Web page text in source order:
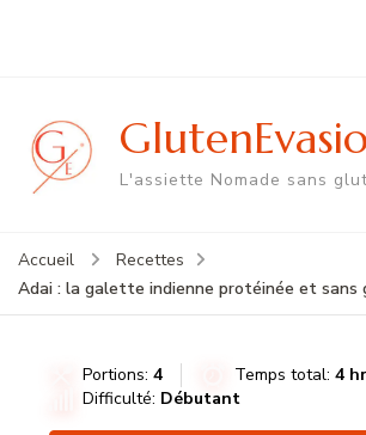
L'assiette Nomade sans
Accueil
Recettes
Adai : la galette indienne protéinée et sans
Portions:4 Temps total:4
Difficulté: Débutant